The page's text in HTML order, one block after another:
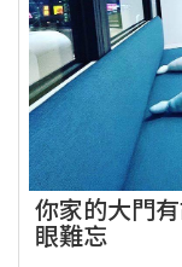
你家的大門
眼難忘